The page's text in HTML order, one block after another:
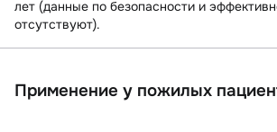
лет (данные по безопасности и
отсутствуют).
Применение у пожилых